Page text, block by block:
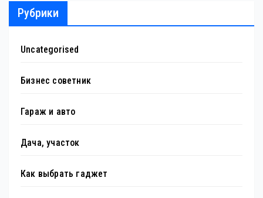
Рубрики
Uncategorised
Бизнес советник
Гараж и авто
Дача, участок
Как выбрать гаджет